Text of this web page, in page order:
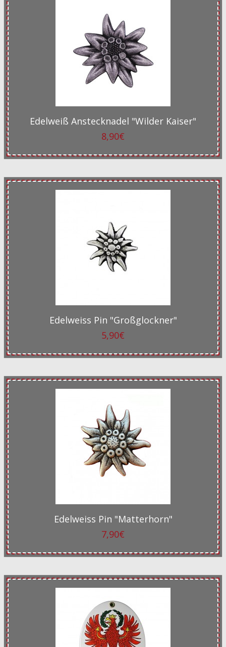
Edelweiß Anstecknadel "Wilder Kaiser"
8,90€
Edelweiss Pin "Großglockner"
5,90€
Edelweiss Pin "Matterhorn"
7,90€